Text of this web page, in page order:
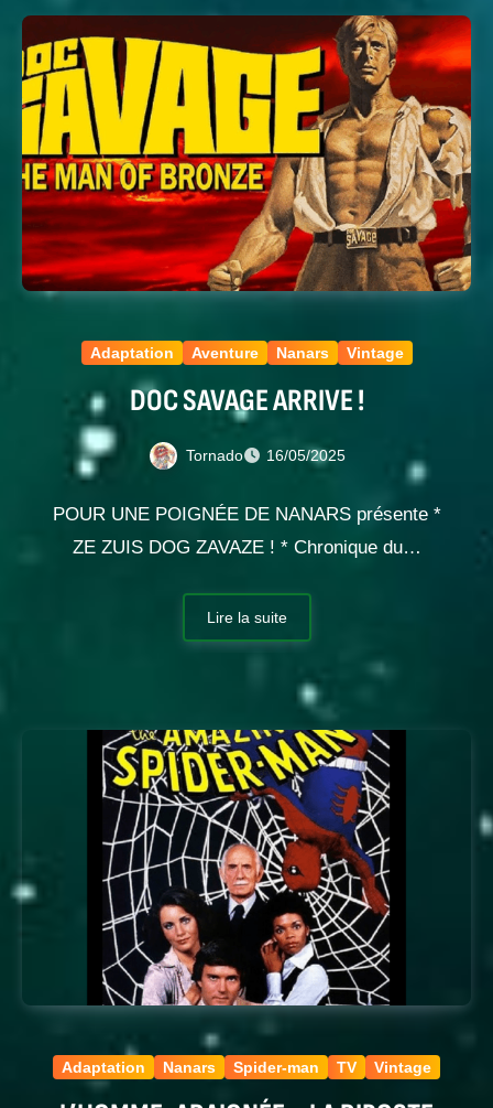
Adaptation Aventure Nanars Vintage
DOC SAVAGE ARRIVE !
Tornado 16/05/2025
POUR UNE POIGNÉE DE NANARS présente *
ZE ZUIS DOG ZAVAZE ! * Chronique du…
Lire la suite
Adaptation Nanars Spider-man TV Vintage